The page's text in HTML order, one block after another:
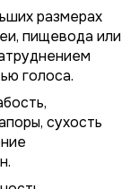
размерах
пищевода или
голоса.
сухость